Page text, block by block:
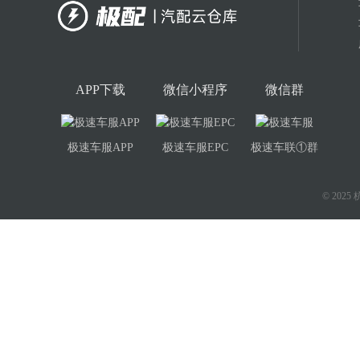
APP下载
极速车服APP
微信小程序
极速车服EPC
微信群
极速车联①群
© 2025